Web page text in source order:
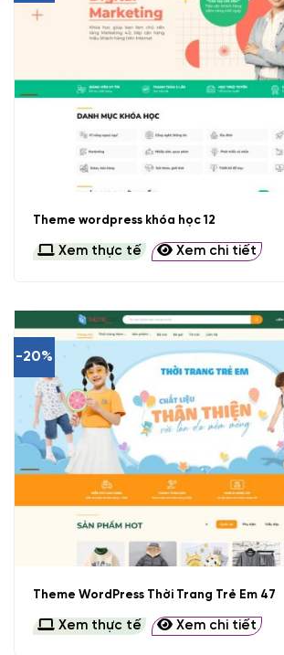
Theme wordpress khóa học 12
Xem thực tế Xem chi tiết
-20%
Theme WordPress Thời Trang Trẻ Em 47
Xem thực tế Xem chi tiết